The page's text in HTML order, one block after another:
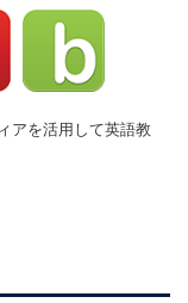
アを活用して英語教